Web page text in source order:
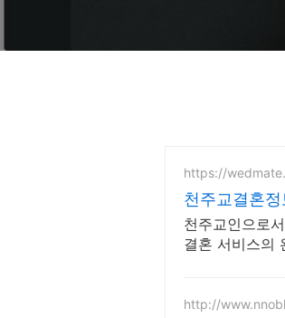
https://
천주교결혼
보기
천주교인으로
결혼 서비스의
http://